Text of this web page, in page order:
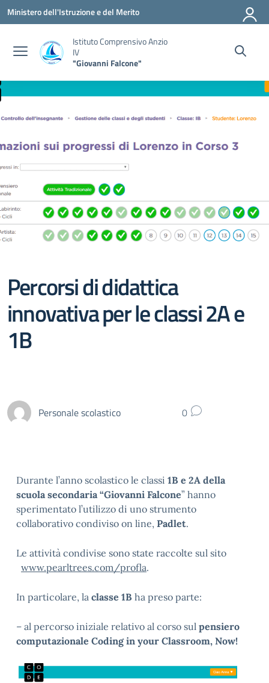
Vai ai contenuti
Vai al menu di navigazione
Vai al footer
Ministero dell'Istruzione e del Merito
Istituto Comprensivo Anzio
IV
"Giovanni Falcone"
Percorsi di didattica
innovativa per le classi 2A e
1B
Personale scolastico 0
Durante l’anno scolastico le classi 1B e 2A della
scuola secondaria “Giovanni Falcone” hanno
sperimentato l’utilizzo di uno strumento
collaborativo condiviso on line, Padlet.
Le attività condivise sono state raccolte sul sito
www.pearltrees.com/profla.
In particolare, la classe 1B ha preso parte:
– al percorso iniziale relativo al corso sul pensiero
computazionale Coding in your Classroom, Now!